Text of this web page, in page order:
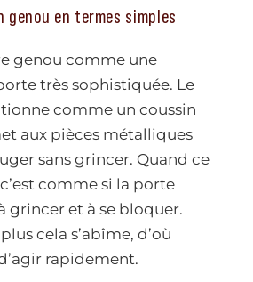
genou en termes simples
genou comme une
très sophistiquée. Le
comme un coussin
aux pièces métalliques
sans grincer. Quand ce
c’est comme si la porte
grincer et à se bloquer.
cela s’abîme, d’où
rapidement.